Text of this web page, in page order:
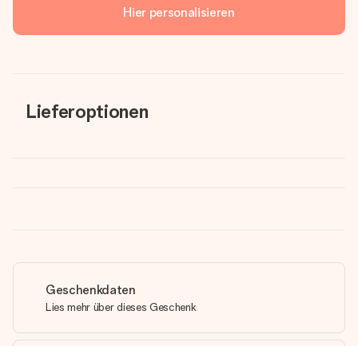
Hier personalisieren
Lieferoptionen
Geschenkdaten
Lies mehr über dieses Geschenk